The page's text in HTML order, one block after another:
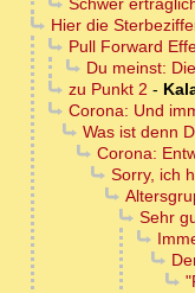
Schwer
Hier die
Pull Forward
Du meinst:
zu Punkt 2 -
Corona: Und
Was ist denn
Corona:
Sorry, ich
Sehr